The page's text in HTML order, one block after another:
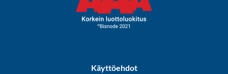
Käyttöehdot